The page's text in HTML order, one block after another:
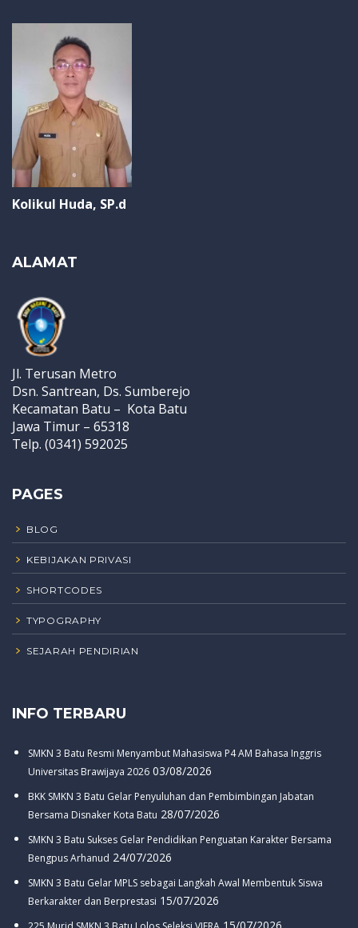
Kolikul Huda, SP.d
ALAMAT
Jl. Terusan Metro
Dsn. Santrean, Ds. Sumberejo
Kecamatan Batu – Kota Batu
Jawa Timur – 65318
Telp. (0341) 592025
PAGES
BLOG
KEBIJAKAN PRIVASI
SHORTCODES
TYPOGRAPHY
SEJARAH PENDIRIAN
INFO TERBARU
SMKN 3 Batu Resmi Menyambut Mahasiswa P4 AM Bahasa Inggris
Universitas Brawijaya 2026 03/08/2026
BKK SMKN 3 Batu Gelar Penyuluhan dan Pembimbingan Jabatan
Bersama Disnaker Kota Batu 28/07/2026
SMKN 3 Batu Sukses Gelar Pendidikan Penguatan Karakter Bersama
Bengpus Arhanud 24/07/2026
SMKN 3 Batu Gelar MPLS sebagai Langkah Awal Membentuk Siswa
Berkarakter dan Berprestasi 15/07/2026